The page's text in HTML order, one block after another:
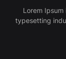
Lorem
typesetting